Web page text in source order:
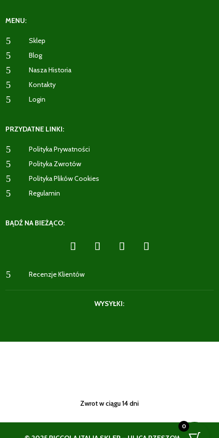
MENU:
5 Sklep
5 Blog
5 Nasza Historia
5 Kontakty
5 Login
PRZYDATNE LINKI:
5 Polityka Prywatności
5 Polityka Zwrotów
5 Polityka Plików Cookies
5 Regulamin
BĄDŹ NA BIEŻĄCO:
5 Recenzje Klientów
WYSYŁKI:
Zwrot w ciągu 14 dni
0